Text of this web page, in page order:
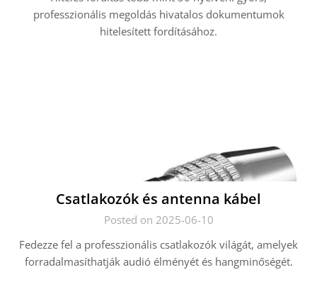
professzionális megoldás hivatalos dokumentumok
hitelesített fordításához.
Csatlakozók és antenna kábel
Posted on 2025-06-10
Fedezze fel a professzionális csatlakozók világát, amelyek
forradalmasíthatják audió élményét és hangminőségét.